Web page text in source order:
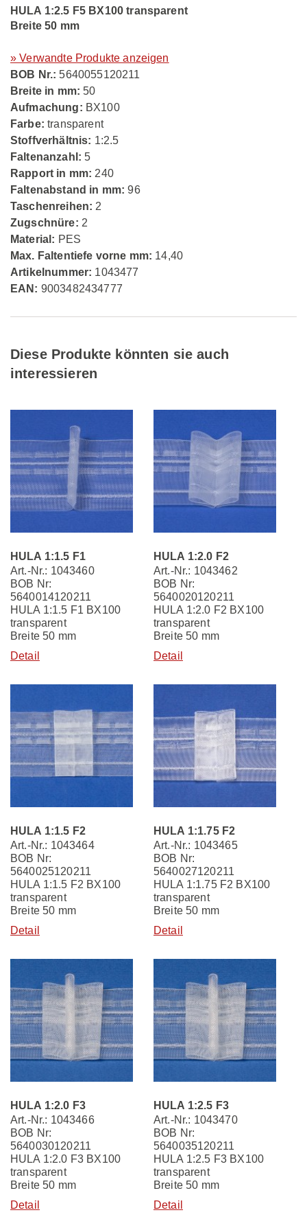
HULA 1:2.5 F5 BX100 transparent
Breite 50 mm
» Verwandte Produkte anzeigen
BOB Nr.: 5640055120211
Breite in mm: 50
Aufmachung: BX100
Farbe: transparent
Stoffverhältnis: 1:2.5
Faltenanzahl: 5
Rapport in mm: 240
Faltenabstand in mm: 96
Taschenreihen: 2
Zugschnüre: 2
Material: PES
Max. Faltentiefe vorne mm: 14,40
Artikelnummer: 1043477
EAN: 9003482434777
Diese Produkte könnten sie auch
interessieren
HULA 1:1.5 F1
Art.-Nr.: 1043460
BOB Nr:
5640014120211
HULA 1:1.5 F1 BX100
transparent
Breite 50 mm
Detail
HULA 1:2.0 F2
Art.-Nr.: 1043462
BOB Nr:
5640020120211
HULA 1:2.0 F2 BX100
transparent
Breite 50 mm
Detail
HULA 1:1.5 F2
Art.-Nr.: 1043464
BOB Nr:
5640025120211
HULA 1:1.5 F2 BX100
transparent
Breite 50 mm
Detail
HULA 1:1.75 F2
Art.-Nr.: 1043465
BOB Nr:
5640027120211
HULA 1:1.75 F2 BX100
transparent
Breite 50 mm
Detail
HULA 1:2.0 F3
Art.-Nr.: 1043466
BOB Nr:
5640030120211
HULA 1:2.0 F3 BX100
transparent
Breite 50 mm
Detail
HULA 1:2.5 F3
Art.-Nr.: 1043470
BOB Nr:
5640035120211
HULA 1:2.5 F3 BX100
transparent
Breite 50 mm
Detail